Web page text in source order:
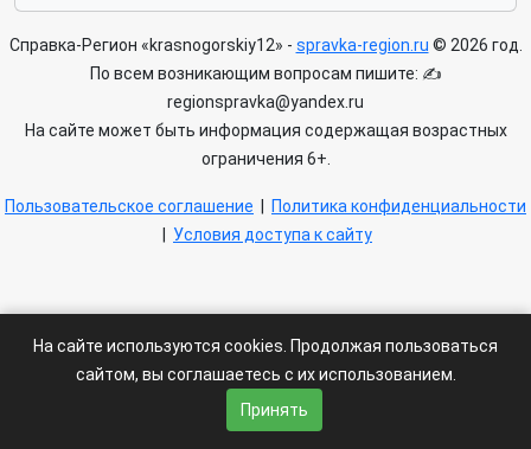
Справка-Регион «krasnogorskiy12» - spravka-region.ru © 2026 год.
По всем возникающим вопросам пишите: ✍
regionspravka@yandex.ru
На сайте может быть информация содержащая возрастных
ограничения 6+.
Пользовательское соглашение
Политика конфиденциальности
Условия доступа к сайту
На сайте используются cookies. Продолжая пользоваться
сайтом, вы соглашаетесь с их использованием.
Принять